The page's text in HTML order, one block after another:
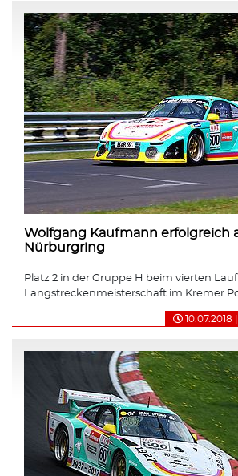
Wolfgang Kaufmann erfolgreich
Nürburgring
Platz 2 in der Gruppe H beim vierten
Langstreckenmeisterschaft im Kremer
10.07.2018